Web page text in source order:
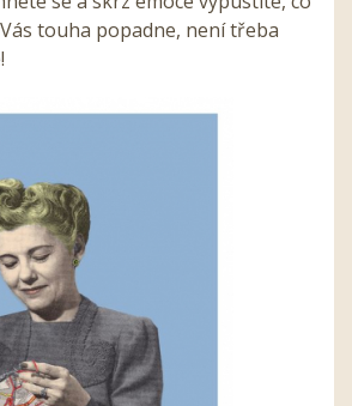
Vás touha popadne, není třeba